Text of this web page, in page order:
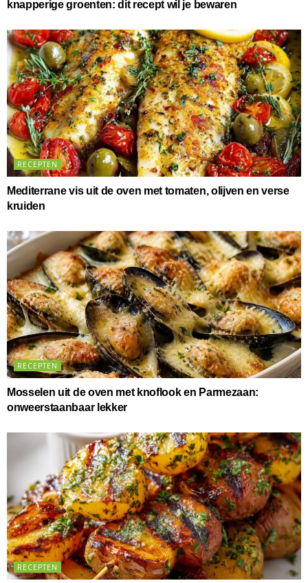
knapperige groenten: dit recept wil je bewaren
RECEPTEN
Mediterrane vis uit de oven met tomaten, olijven en verse
kruiden
RECEPTEN
Mosselen uit de oven met knoflook en Parmezaan:
onweerstaanbaar lekker
RECEPTEN